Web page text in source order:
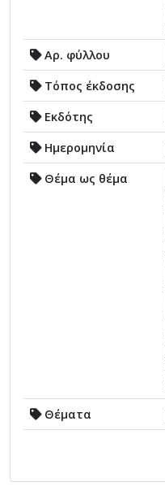
Αρ. φύλλου
Τόπος έκδοσης
Εκδότης
Ημερομηνία
Θέμα ως θέμα
Θέματα